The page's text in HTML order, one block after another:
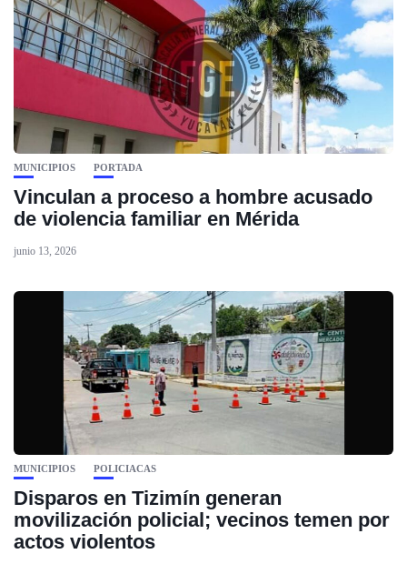
MUNICIPIOS PORTADA
Vinculan a proceso a hombre acusado
de violencia familiar en Mérida
junio 13, 2026
MUNICIPIOS POLICIACAS
Disparos en Tizimín generan
movilización policial; vecinos temen por
actos violentos